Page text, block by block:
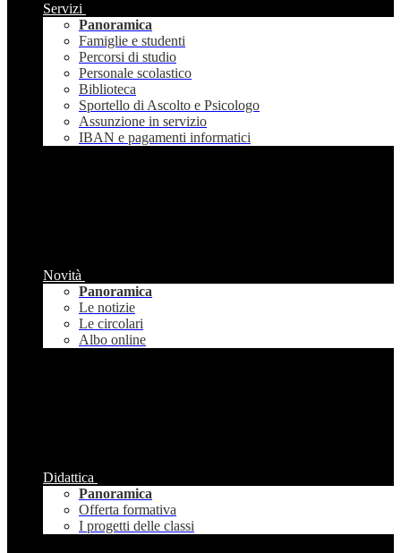
Servizi
Panoramica
Famiglie e studenti
Percorsi di studio
Personale scolastico
Biblioteca
Sportello di Ascolto e Psicologo
Assunzione in servizio
IBAN e pagamenti informatici
Novità
Panoramica
Le notizie
Le circolari
Albo online
Didattica
Panoramica
Offerta formativa
I progetti delle classi